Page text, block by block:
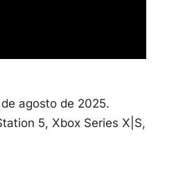
agosto de 2025.
5, Xbox Series X|S,